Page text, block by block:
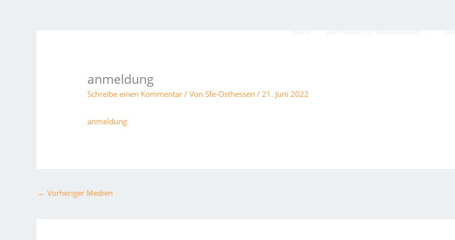
anmeldung
Schreibe einen Kommentar / VonSfe-Osthessen/21. Juni 2022
anmeldung
← Vorheriger Medien